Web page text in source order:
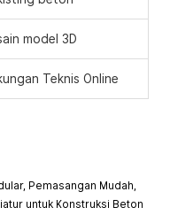
model 3D
Teknis Online
Pemasangan Mudah,
untuk Konstruksi Beton